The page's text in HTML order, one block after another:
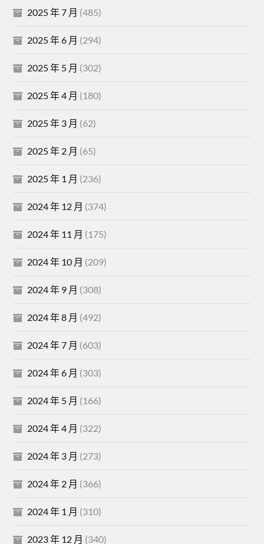
2025 年 7 月 (485)
2025 年 6 月 (294)
2025 年 5 月 (302)
2025 年 4 月 (180)
2025 年 3 月 (62)
2025 年 2 月 (65)
2025 年 1 月 (236)
2024 年 12 月 (374)
2024 年 11 月 (175)
2024 年 10 月 (209)
2024 年 9 月 (308)
2024 年 8 月 (492)
2024 年 7 月 (603)
2024 年 6 月 (303)
2024 年 5 月 (166)
2024 年 4 月 (322)
2024 年 3 月 (273)
2024 年 2 月 (366)
2024 年 1 月 (310)
2023 年 12 月 (340)